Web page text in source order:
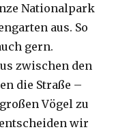
Nationalpark
aus. So
gern.
zwischen den
die Straße –
Vögel zu
wir